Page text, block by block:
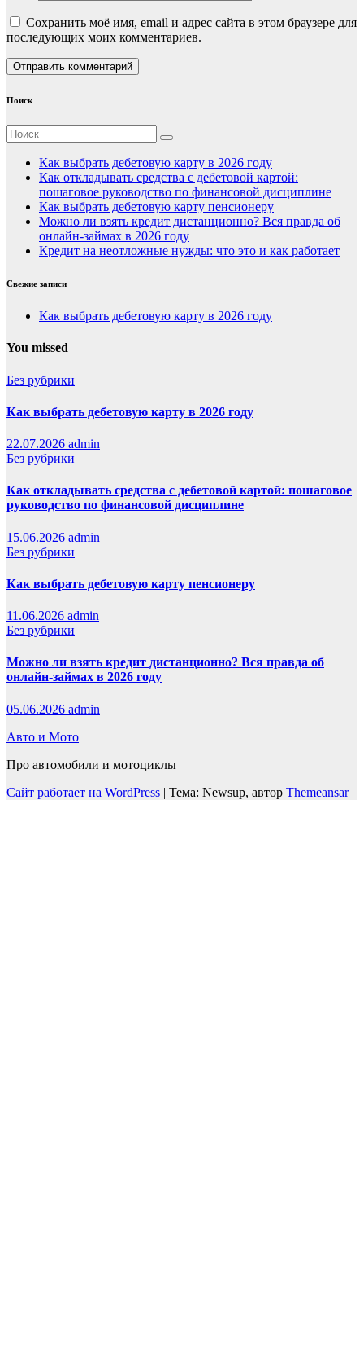
Сохранить моё имя, email и адрес сайта в этом браузере для
последующих моих комментариев.
Поиск
Как выбрать дебетовую карту в 2026 году
Как откладывать средства с дебетовой картой:
пошаговое руководство по финансовой дисциплине
Как выбрать дебетовую карту пенсионеру
Можно ли взять кредит дистанционно? Вся правда об
онлайн-займах в 2026 году
Кредит на неотложные нужды: что это и как работает
Свежие записи
Как выбрать дебетовую карту в 2026 году
You missed
Без рубрики
Как выбрать дебетовую карту в 2026 году
22.07.2026 admin
Без рубрики
Как откладывать средства с дебетовой картой: пошаговое
руководство по финансовой дисциплине
15.06.2026 admin
Без рубрики
Как выбрать дебетовую карту пенсионеру
11.06.2026 admin
Без рубрики
Можно ли взять кредит дистанционно? Вся правда об
онлайн-займах в 2026 году
05.06.2026 admin
Авто и Мото
Про автомобили и мотоциклы
Сайт работает на WordPress | Тема: Newsup, автор Themeansar